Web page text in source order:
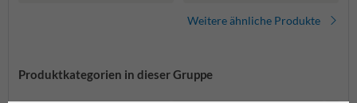
Weitere ähnliche Produkte
Produktkategorien in dieser Gruppe